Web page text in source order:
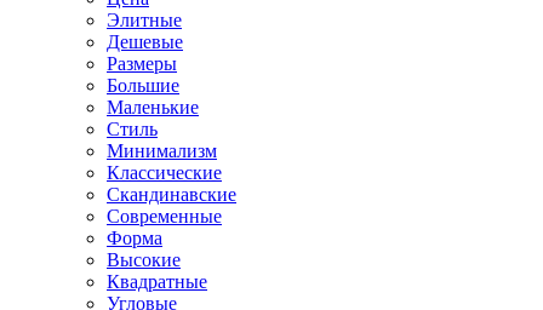
Элитные
Дешевые
Размеры
Большие
Маленькие
Стиль
Минимализм
Классические
Скандинавские
Современные
Форма
Высокие
Квадратные
Угловые